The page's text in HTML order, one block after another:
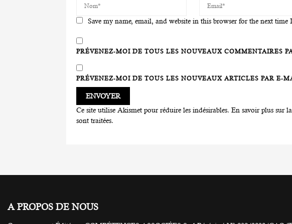
Save my name, email, and website in this browser for the next time
PRÉVENEZ-MOI DE TOUS LES NOUVEAUX COMMENTAIRES
PRÉVENEZ-MOI DE TOUS LES NOUVEAUX ARTICLES PAR E-
Ce site utilise Akismet pour réduire les indésirables. En savoir plus sur
sont traitées.
A PROPOS DE NOUS